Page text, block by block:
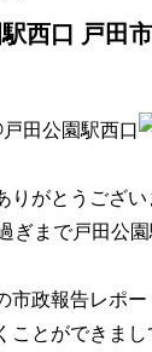
駅西口 戸田
田公園駅西口
りがとうござい
ぎまで戸田公
市政報告レポ
ことができま